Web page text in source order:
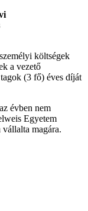
költségek
a vezető
(3 fő) éves díját
évben nem
Egyetem
magára.